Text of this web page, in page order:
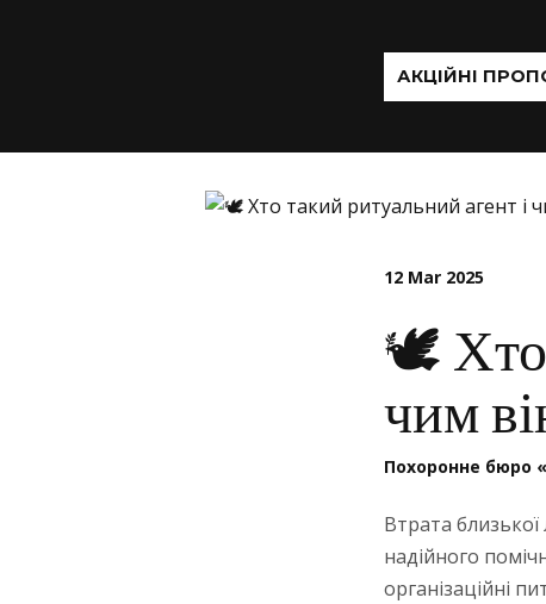
АКЦІЙНІ
12 Mar 2025
🕊 Хто
чим
Похоронне бюро
Втрата
надійного
організаційні